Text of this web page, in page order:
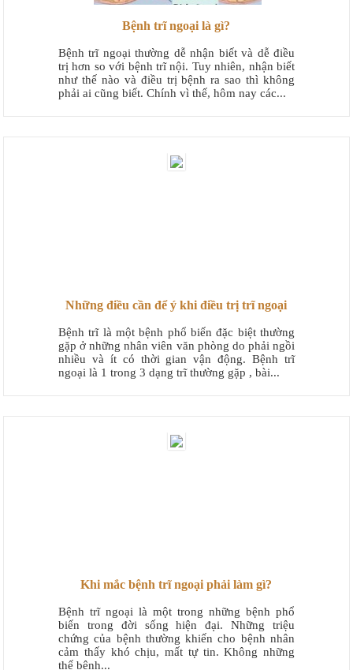
Bệnh trĩ ngoại là gì?
Bệnh trĩ ngoại thường dễ nhận biết và dễ điều
trị hơn so với bệnh trĩ nội. Tuy nhiên, nhận biết
như thế nào và điều trị bệnh ra sao thì không
phải ai cũng biết. Chính vì thế, hôm nay các...
Những điều cần để ý khi điều trị trĩ ngoại
Bệnh trĩ là một bệnh phổ biến đặc biệt thường
gặp ở những nhân viên văn phòng do phải ngồi
nhiều và ít có thời gian vận động. Bệnh trĩ
ngoại là 1 trong 3 dạng trĩ thường gặp , bài...
Khi mắc bệnh trĩ ngoại phải làm gì?
Bệnh trĩ ngoại là một trong những bệnh phổ
biến trong đời sống hiện đại. Những triệu
chứng của bệnh thường khiến cho bệnh nhân
cảm thấy khó chịu, mất tự tin. Không những
thế bệnh...